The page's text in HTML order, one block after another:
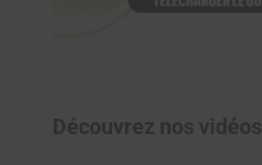
Découvrez nos vidéos